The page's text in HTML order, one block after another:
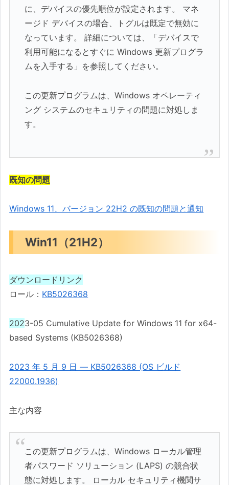
に、デバイスの優先順位が設定されます。 マネ
ージド デバイスの場合、トグルは既定で無効に
なっています。 詳細については、「デバイスで
利用可能になるとすぐに Windows 更新プログラ
ムを入手する」を参照してください。
この更新プログラムは、Windows オペレーティ
ング システムのセキュリティの問題に対処しま
す。
既知の問題
Windows 11、バージョン 22H2 の既知の問題と通知
Win11（21H2）
ダウンロードリンク
ロール： KB5026368
2023-05 Cumulative Update for Windows 11 for x64-
based Systems (KB5026368)
2023 年 5 月 9 日 — KB5026368 (OS ビルド
22000.1936)
主な内容
この更新プログラムは、Windows ローカル管理
者パスワード ソリューション (LAPS) の競合状
態に対処します。 ローカル セキュリティ機関サ